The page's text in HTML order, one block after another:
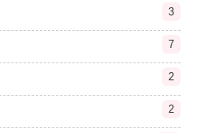
3
7
2
2